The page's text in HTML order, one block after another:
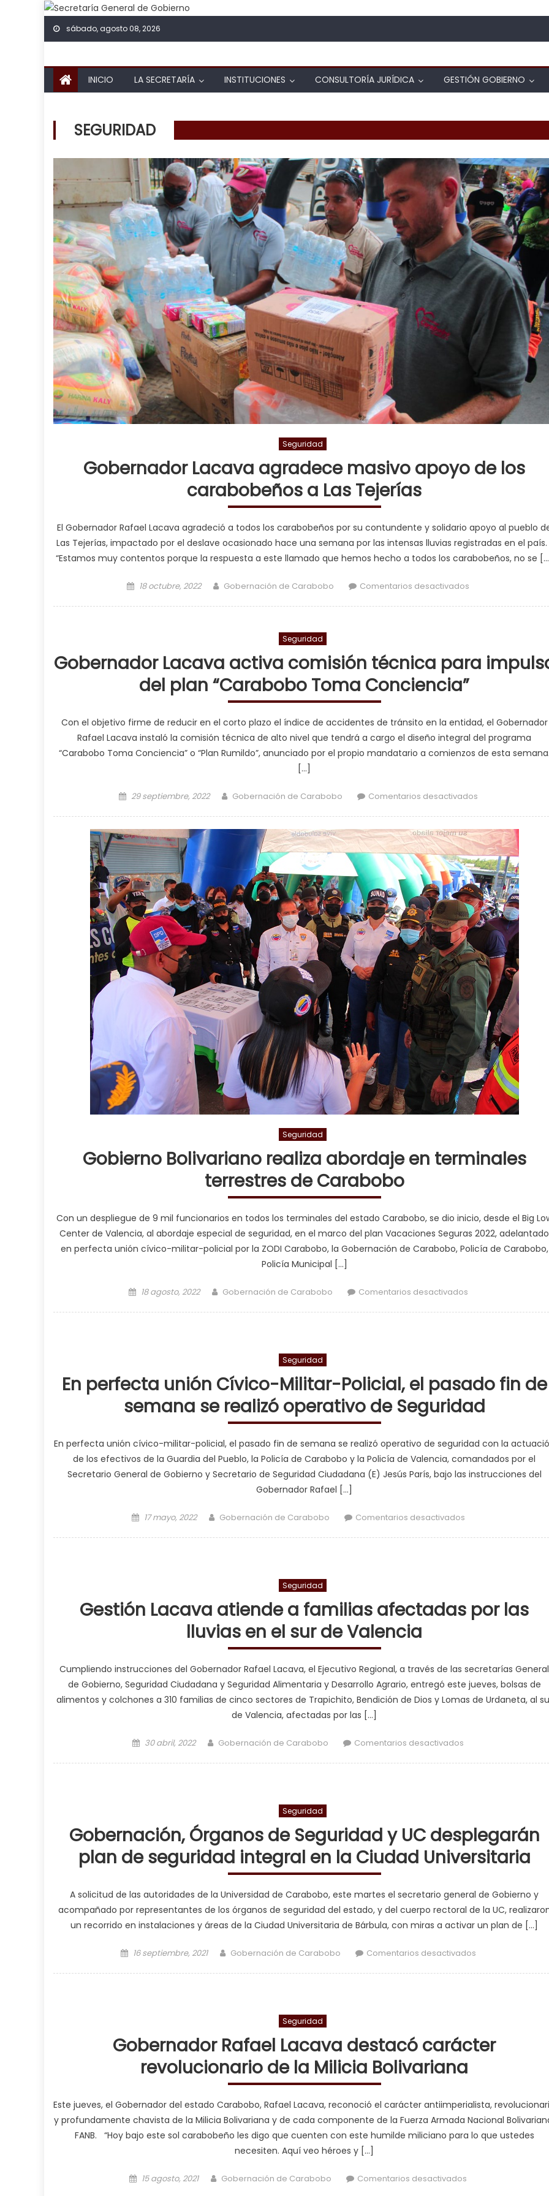
Skip to content
sábado, agosto 08, 2026
INICIO LA SECRETARÍA INSTITUCIONES CONSULTORÍA JURÍDICA GESTIÓN GOBIERNO
SEGURIDAD
Seguridad
Gobernador Lacava agradece masivo apoyo de los
carabobeños a Las Tejerías
El Gobernador Rafael Lacava agradeció a todos los carabobeños por su contundente y solidario apoyo al pueblo
Las Tejerías, impactado por el deslave ocasionado hace una semana por las intensas lluvias registradas en el país.
“Estamos muy contentos porque la respuesta a este llamado que hemos hecho a todos los carabobeños, no se […]
Posted on
18 octubre, 2022 Author
Gobernación de Carabobo Comentarios desactivados en Gobernador
Seguridad
Gobernador Lacava activa comisión técnica para
del plan “Carabobo Toma Conciencia”
Con el objetivo firme de reducir en el corto plazo el índice de accidentes de tránsito en la entidad, el Gobernador
Rafael Lacava instaló la comisión técnica de alto nivel que tendrá a cargo el diseño integral del programa
“Carabobo Toma Conciencia” o “Plan Rumildo”, anunciado por el propio mandatario a comienzos de esta semana.
[…]
Posted on
29 septiembre, 2022 Author
Gobernación de Carabobo Comentarios desactivados
Seguridad
Gobierno Bolivariano realiza abordaje en terminales
terrestres de Carabobo
Con un despliegue de 9 mil funcionarios en todos los terminales del estado Carabobo, se dio inicio, desde el Big
Center de Valencia, al abordaje especial de seguridad, en el marco del plan Vacaciones Seguras 2022, adelantado
en perfecta unión cívico-militar-policial por la ZODI Carabobo, la Gobernación de Carabobo, Policía de Carabobo,
Policía Municipal […]
Posted on
18 agosto, 2022 Author
Gobernación de Carabobo Comentarios desactivados
Seguridad
En perfecta unión Cívico-Militar-Policial, el pasado fin de
semana se realizó operativo de Seguridad
En perfecta unión cívico-militar-policial, el pasado fin de semana se realizó operativo de seguridad con la
de los efectivos de la Guardia del Pueblo, la Policía de Carabobo y la Policía de Valencia, comandados por el
Secretario General de Gobierno y Secretario de Seguridad Ciudadana (E) Jesús París, bajo las instrucciones del
Gobernador Rafael […]
Posted on
17 mayo, 2022 Author
Gobernación de Carabobo Comentarios desactivados
Seguridad
Gestión Lacava atiende a familias afectadas por las
lluvias en el sur de Valencia
Cumpliendo instrucciones del Gobernador Rafael Lacava, el Ejecutivo Regional, a través de las secretarías General
de Gobierno, Seguridad Ciudadana y Seguridad Alimentaria y Desarrollo Agrario, entregó este jueves, bolsas de
alimentos y colchones a 310 familias de cinco sectores de Trapichito, Bendición de Dios y Lomas de Urdaneta, al
de Valencia, afectadas por las […]
Posted on
30 abril, 2022 Author
Gobernación de Carabobo Comentarios desactivados
Seguridad
Gobernación, Órganos de Seguridad y UC desplegarán
plan de seguridad integral en la Ciudad Universitaria
A solicitud de las autoridades de la Universidad de Carabobo, este martes el secretario general de Gobierno y
acompañado por representantes de los órganos de seguridad del estado, y del cuerpo rectoral de la UC,
un recorrido en instalaciones y áreas de la Ciudad Universitaria de Bárbula, con miras a activar un plan de […]
Posted on
16 septiembre, 2021 Author
Gobernación de Carabobo Comentarios desactivados
Seguridad
Gobernador Rafael Lacava destacó carácter
revolucionario de la Milicia Bolivariana
Este jueves, el Gobernador del estado Carabobo, Rafael Lacava, reconoció el carácter antiimperialista,
y profundamente chavista de la Milicia Bolivariana y de cada componente de la Fuerza Armada Nacional
FANB. “Hoy bajo este sol carabobeño les digo que cuenten con este humilde miliciano para lo que ustedes
necesiten. Aquí veo héroes y […]
Posted on
15 agosto, 2021 Author
Gobernación de Carabobo Comentarios desactivados